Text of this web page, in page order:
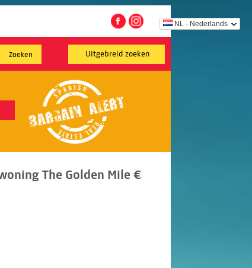
NL - Nederlands
Uitgebreid zoeken
The Golden Mile €